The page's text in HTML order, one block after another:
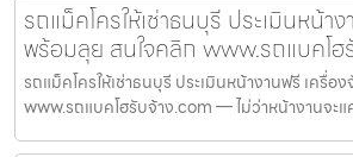
รถแม็คโครให้เช่าธนบุรี ประเมินหน้า
พร้อมลุย สนใจคลิก www.รถแบคโฮ
รถแม็คโครให้เช่าธนบุรี ประเมินหน้างานฟรี เครื่
www.รถแบคโฮรับจ้าง.com — ไม่ว่าหน้างานจะ